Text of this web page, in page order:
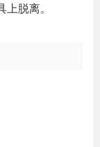
脱离。